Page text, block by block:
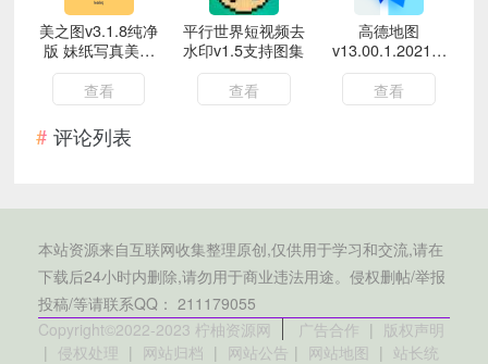
美之图v3.1.8纯净
版 妹纸写真美图
神器
查看
平行世界短视频去
水印v1.5支持图集
查看
高德地图
v13.00.1.2021正
式版+尝鲜版
查看
评论列表
本站资源来自互联网收集整理原创,仅供用于学习和交流,请在
下载后24小时内删除,请勿用于商业违法用途。侵权删帖/举报
投稿/等请联系QQ： 211179055
Copyright©2022-2023 柠柚资源网
广告合作 | 版权声明
| 侵权处理 | 网站归档 | 网站公告 | 网站地图 | 站长统